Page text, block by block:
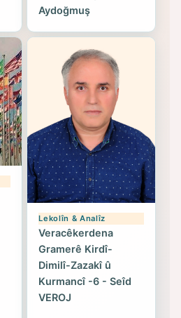
Aydoğmuş
Lekolîn & Analîz
Veracêkerdena
Gramerê Kirdî-
Dimilî-Zazakî û
Kurmancî -6 - Seîd
VEROJ